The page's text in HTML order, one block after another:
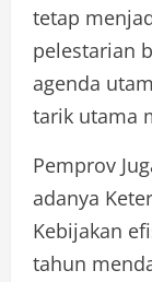
tetap
pelestarian
agenda
tarik utama
Pemprov
adanya
Kebijakan
tahun